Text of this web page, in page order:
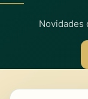
Novidades